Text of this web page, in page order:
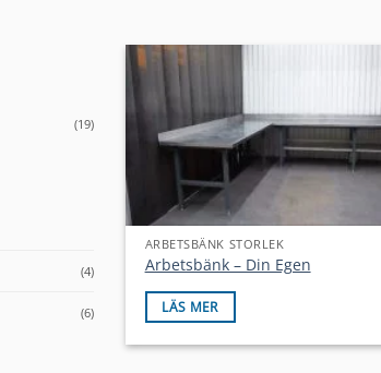
(19)
(4)
(6)
ARBETSBÄNK STORLEK
Arbetsbänk – Din Egen
LÄS MER